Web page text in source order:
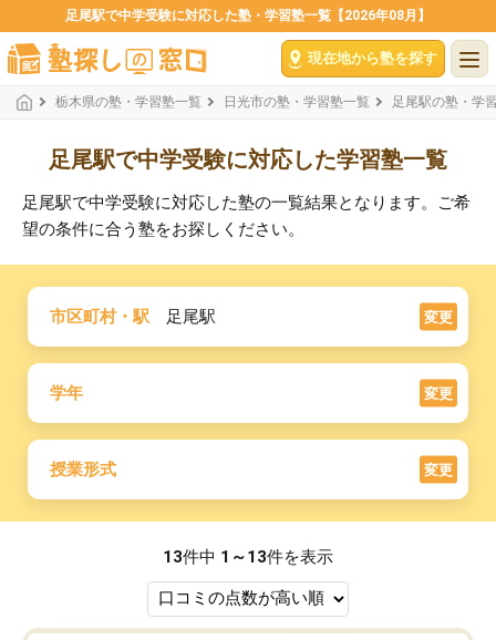
足尾駅で中学受験に対応した塾・学習塾一覧【2026年08月】
現在地から塾を探す
栃木県の塾・学習塾一覧 日光市の塾・学習塾一覧 足尾駅の塾・学
足尾駅で中学受験に対応した学習塾一覧
足尾駅で中学受験に対応した塾の一覧結果となります。ご希
望の条件に合う塾をお探しください。
市区町村・駅 足尾駅 変更
学年 変更
授業形式 変更
13件中 1～13件を表示